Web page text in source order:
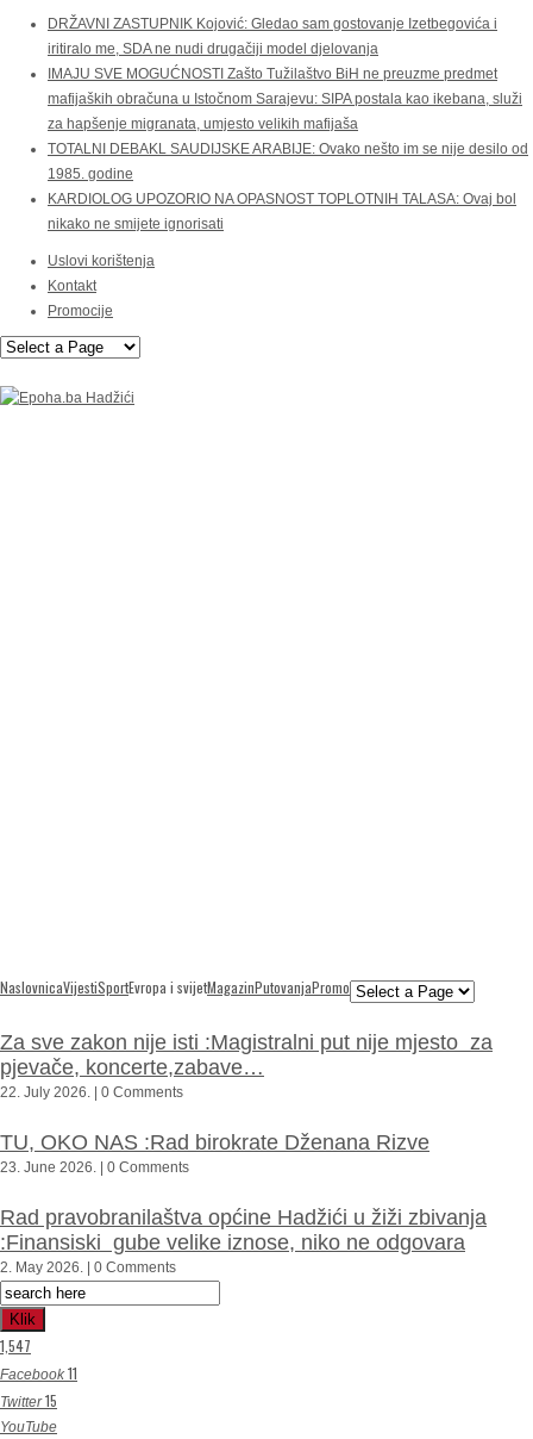
DRŽAVNI ZASTUPNIK Kojović: Gledao sam gostovanje Izetbegovića i
iritiralo me, SDA ne nudi drugačiji model djelovanja
IMAJU SVE MOGUĆNOSTI Zašto Tužilaštvo BiH ne preuzme predmet
mafijaških obračuna u Istočnom Sarajevu: SIPA postala kao ikebana, služi
za hapšenje migranata, umjesto velikih mafijaša
TOTALNI DEBAKL SAUDIJSKE ARABIJE: Ovako nešto im se nije desilo od
1985. godine
KARDIOLOG UPOZORIO NA OPASNOST TOPLOTNIH TALASA: Ovaj bol
nikako ne smijete ignorisati
Uslovi korištenja
Kontakt
Promocije
NaslovnicaVijestiSportEvropa i svijetMagazinPutovanjaPromo
Za sve zakon nije isti :Magistralni put nije mjesto za
pjevače, koncerte,zabave…
22. July 2026. | 0 Comments
TU, OKO NAS :Rad birokrate Dženana Rizve
23. June 2026. | 0 Comments
Rad pravobranilaštva općine Hadžići u žiži zbivanja
:Finansiski gube velike iznose, niko ne odgovara
2. May 2026. | 0 Comments
Klik
1,547
Facebook 11
Twitter 15
YouTube